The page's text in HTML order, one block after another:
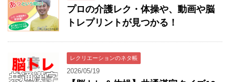
プロの介護レク・体操や、動画や脳
トレプリントが見つかる！
レクリエーションのネタ帳
2026/05/19